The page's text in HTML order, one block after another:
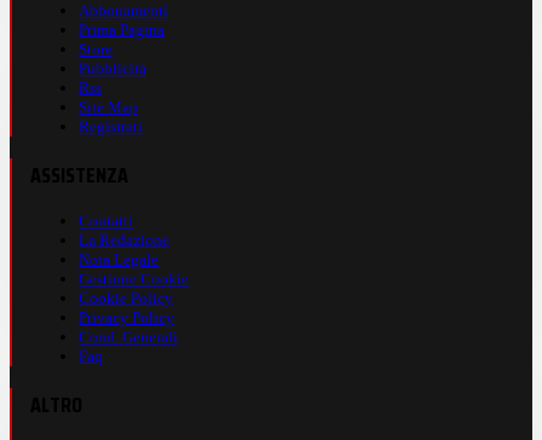
Abbonamenti
Prima Pagina
Store
Pubblicità
Rss
Site Map
Registrati
Contatti
La Redazione
Nota Legale
Gestione Cookie
Cookie Policy
Privacy Policy
Cond. Generali
Faq